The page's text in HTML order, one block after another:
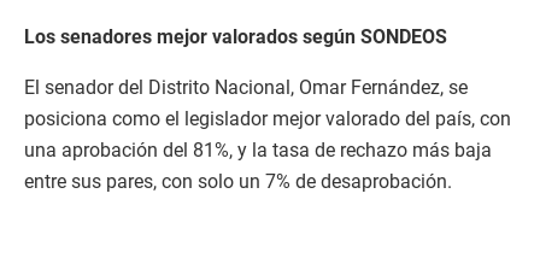
Los senadores mejor valorados según SONDEOS
El senador del Distrito Nacional, Omar Fernández, se
posiciona como el legislador mejor valorado del país, con
una aprobación del 81%, y la tasa de rechazo más baja
entre sus pares, con solo un 7% de desaprobación.